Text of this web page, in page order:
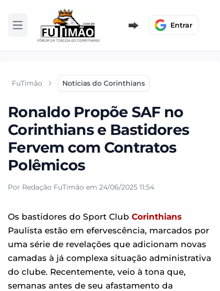
Abrir menu Entrar
FuTimão Notícias do Corinthians
Ronaldo Propõe SAF no
Corinthians e Bastidores
Fervem com Contratos
Polêmicos
Por Redação FuTimão em 24/06/2025 11:54
Os bastidores do Sport Club Corinthians
Paulista estão em efervescência, marcados por
uma série de revelações que adicionam novas
camadas à já complexa situação administrativa
do clube. Recentemente, veio à tona que,
semanas antes de seu afastamento da